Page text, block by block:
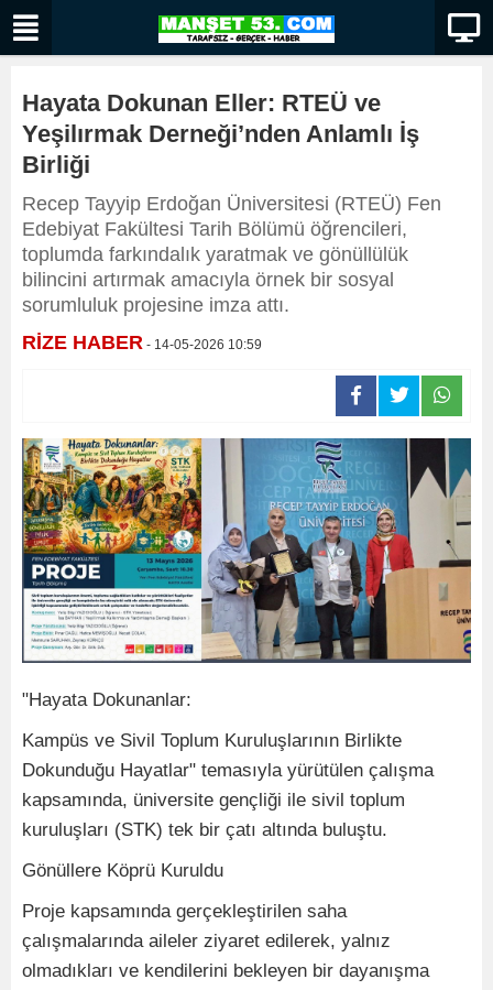
Hayata Dokunan Eller: RTEÜ ve
Yeşilırmak Derneği’nden Anlamlı İş
Birliği
Recep Tayyip Erdoğan Üniversitesi (RTEÜ) Fen
Edebiyat Fakültesi Tarih Bölümü öğrencileri,
toplumda farkındalık yaratmak ve gönüllülük
bilincini artırmak amacıyla örnek bir sosyal
sorumluluk projesine imza attı.
RİZE HABER - 14-05-2026 10:59
"Hayata Dokunanlar:
Kampüs ve Sivil Toplum Kuruluşlarının Birlikte
Dokunduğu Hayatlar" temasıyla yürütülen çalışma
kapsamında, üniversite gençliği ile sivil toplum
kuruluşları (STK) tek bir çatı altında buluştu.
​Gönüllere Köprü Kuruldu
Proje kapsamında gerçekleştirilen saha
çalışmalarında aileler ziyaret edilerek, yalnız
olmadıkları ve kendilerini bekleyen bir dayanışma